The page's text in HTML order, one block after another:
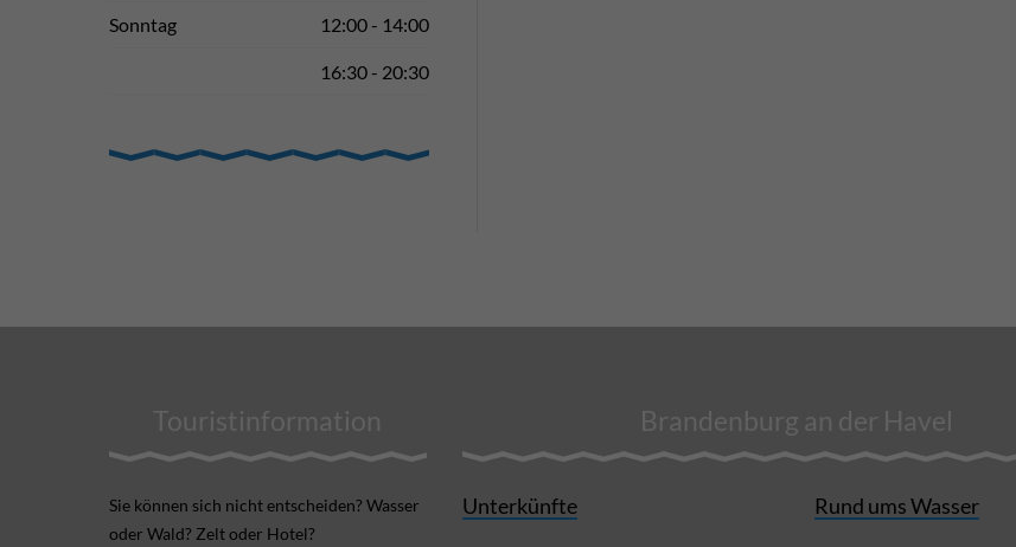
Sonntag 12:00 - 14:00
16:30 - 20:30
Touristinformation
Sie können sich nicht ent­scheiden? Wasser
oder Wald? Zelt oder Hotel?
Brandenburg an der Havel
Unterkünfte Rund ums Wasser